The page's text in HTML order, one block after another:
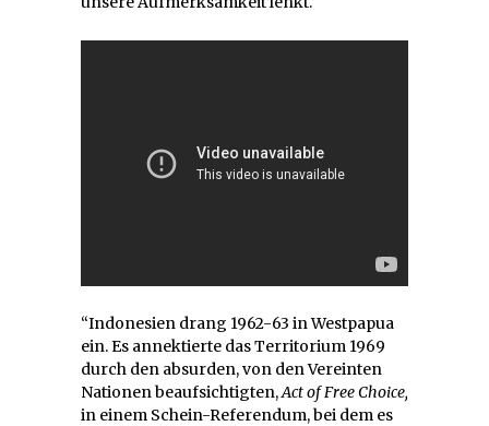
“Indonesien drang 1962-63 in Westpapua
ein. Es annektierte das Territorium 1969
durch den absurden, von den Vereinten
Nationen beaufsichtigten,Act of Free Choice,
in einem Schein-Referendum, bei dem es